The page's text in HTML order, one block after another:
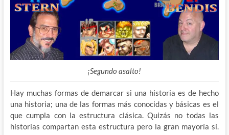
¡Segundo asalto!
Hay muchas formas de demarcar si una historia es de hecho
una historia; una de las formas más conocidas y básicas es el
que cumpla con la estructura clásica. Quizás no todas las
historias compartan esta estructura pero la gran mayoría sí.